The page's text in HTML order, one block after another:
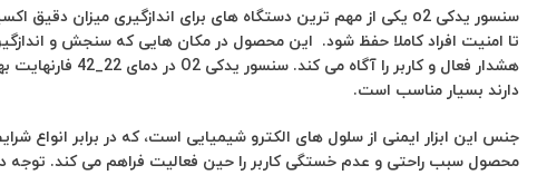
سنسور یدکی o2 یکی از مهم ترین دستگاه های برای اندازگیری میزان دقیق اکسیژن و
دارند بسیار مناسب است.